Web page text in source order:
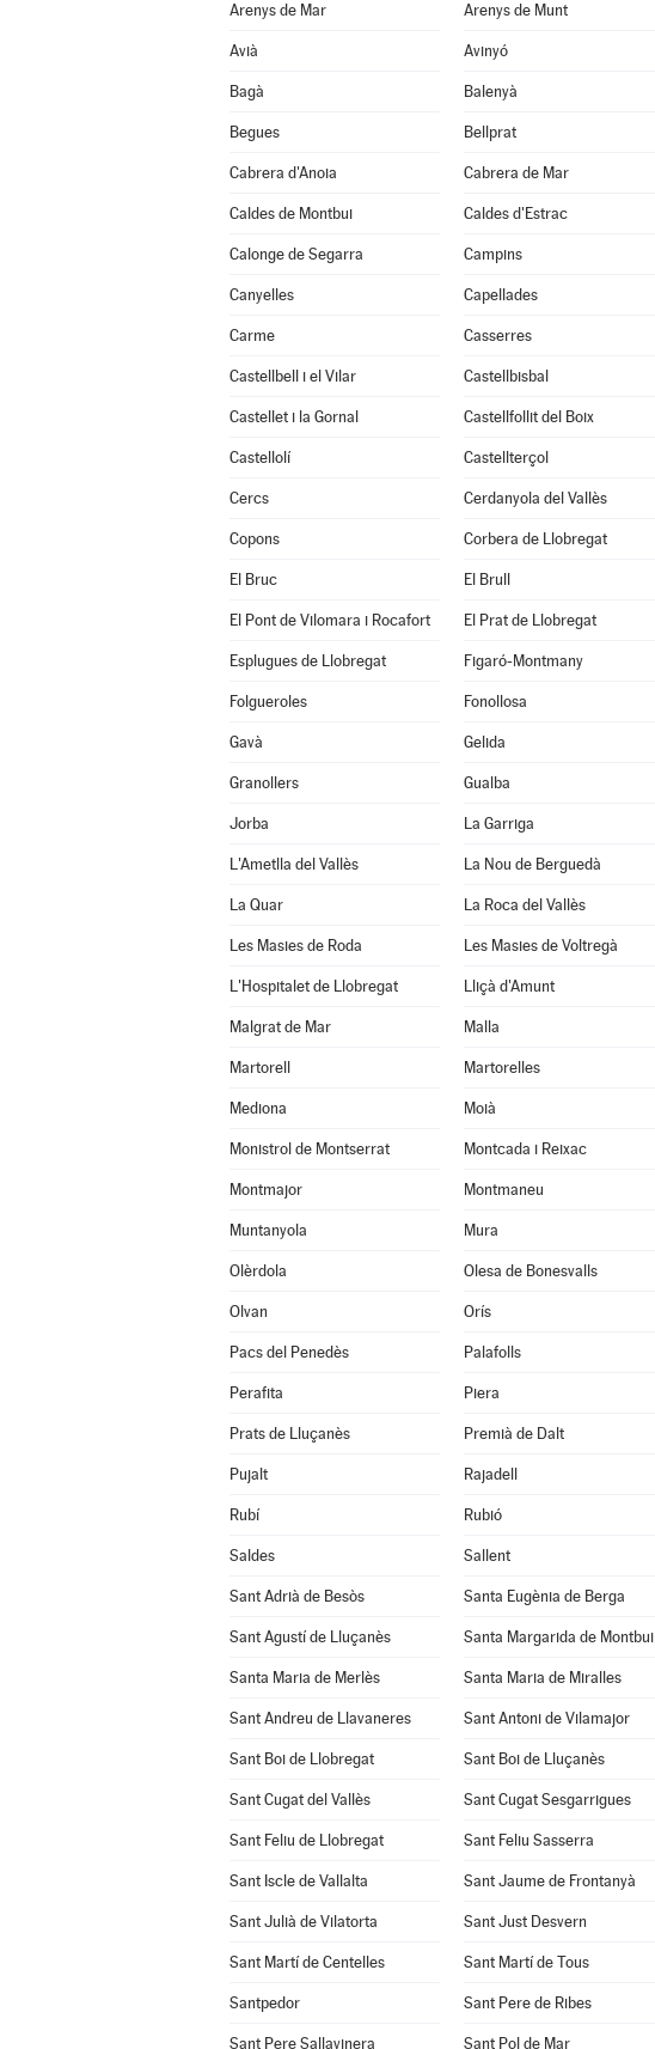
Arenys de Mar Arenys de Munt
Avià Avinyó
Bagà Balenyà
Begues Bellprat
Cabrera d'Anoia Cabrera de Mar
Caldes de Montbui Caldes d'Estrac
Calonge de Segarra Campins
Canyelles Capellades
Carme Casserres
Castellbell i el Vilar Castellbisbal
Castellet i la Gornal Castellfollit del Boix
Castellolí Castellterçol
Cercs Cerdanyola del Vallès
Copons Corbera de Llobregat
El Bruc El Brull
El Pont de Vilomara i Rocafort El Prat de Llobregat
Esplugues de Llobregat Figaró-Montmany
Folgueroles Fonollosa
Gavà Gelida
Granollers Gualba
Jorba La Garriga
L'Ametlla del Vallès La Nou de Berguedà
La Quar La Roca del Vallès
Les Masies de Roda Les Masies de Voltregà
L'Hospitalet de Llobregat Lliçà d'Amunt
Malgrat de Mar Malla
Martorell Martorelles
Mediona Moià
Monistrol de Montserrat Montcada i Reixac
Montmajor Montmaneu
Muntanyola Mura
Olèrdola Olesa de Bonesvalls
Olvan Orís
Pacs del Penedès Palafolls
Perafita Piera
Prats de Lluçanès Premià de Dalt
Pujalt Rajadell
Rubí Rubió
Saldes Sallent
Sant Adrià de Besòs Santa Eugènia de Berga
Sant Agustí de Lluçanès Santa Margarida de Montbui
Santa Maria de Merlès Santa Maria de Miralles
Sant Andreu de Llavaneres Sant Antoni de Vilamajor
Sant Boi de Llobregat Sant Boi de Lluçanès
Sant Cugat del Vallès Sant Cugat Sesgarrigues
Sant Feliu de Llobregat Sant Feliu Sasserra
Sant Iscle de Vallalta Sant Jaume de Frontanyà
Sant Julià de Vilatorta Sant Just Desvern
Sant Martí de Centelles Sant Martí de Tous
Santpedor Sant Pere de Ribes
Sant Pere Sallavinera Sant Pol de Mar